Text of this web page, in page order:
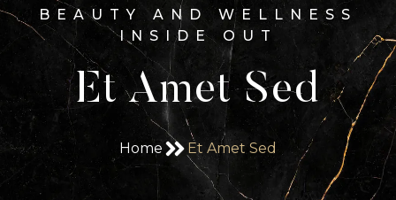
BEAUTY AND WELLNESS
INSIDE OUT
Et Amet Sed
Home Et Amet Sed